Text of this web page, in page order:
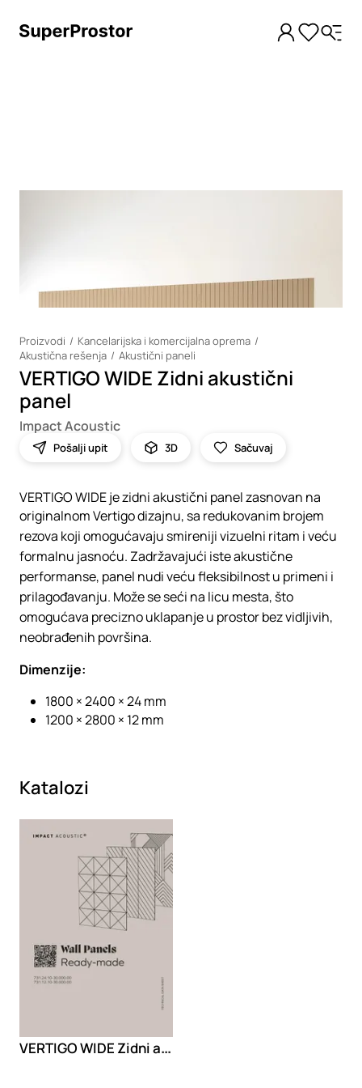
Proizvodi
Kancelarijska i komercijalna oprema
Akustična rešenja
Akustični paneli
VERTIGO WIDE Zidni akustični
panel
Impact Acoustic
Pošalji upit 3D Sačuvaj
VERTIGO WIDE je zidni akustični panel zasnovan na
originalnom Vertigo dizajnu, sa redukovanim brojem
rezova koji omogućavaju smireniji vizuelni ritam i veću
formalnu jasnoću. Zadržavajući iste akustične
performanse, panel nudi veću fleksibilnost u primeni i
prilagođavanju. Može se seći na licu mesta, što
omogućava precizno uklapanje u prostor bez vidljivih,
neobrađenih površina.
Dimenzije:
1800 × 2400 × 24 mm
1200 × 2800 × 12 mm
Katalozi
VERTIGO WIDE Zidni akustični panel